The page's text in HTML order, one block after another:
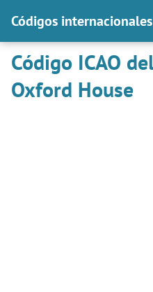
Códigos internacionales
Código ICAO
Oxford House